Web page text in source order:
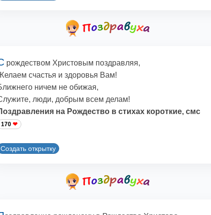
рождеством Христовым поздравляя,
счастья и здоровья Вам!
ничем не обижая,
люди, добрым всем делам!
на Рождество в стихах короткие, смс
170
Создать открытку